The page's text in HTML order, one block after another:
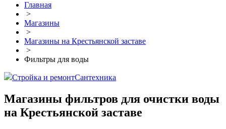
Главная
>
Магазины
>
Магазины на Крестьянской заставе
>
Фильтры для воды
Стройка и ремонтСантехника
Магазины фильтров для очистки воды
на Крестьянской заставе